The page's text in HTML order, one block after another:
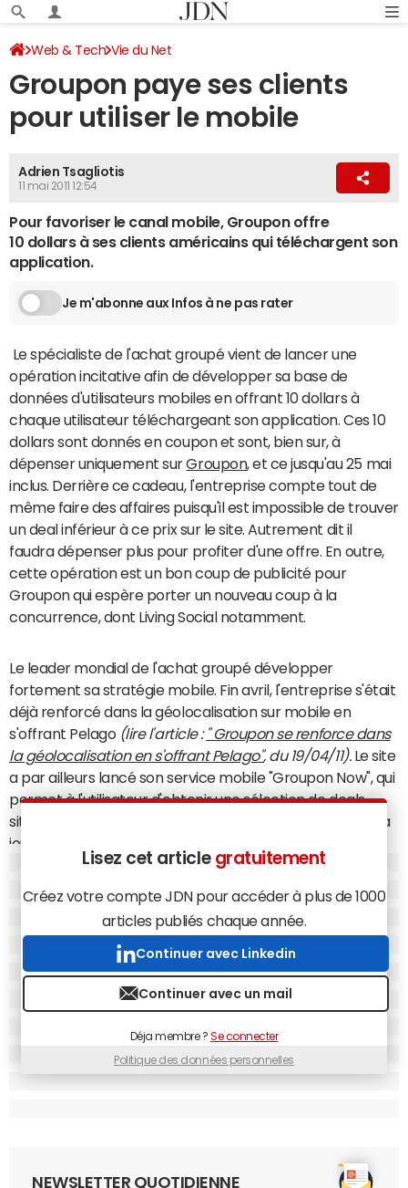
Web & Tech Vie du Net
Groupon paye ses clients
pour utiliser le mobile
Adrien Tsagliotis
11 mai 2011 12:54
Pour favoriser le canal mobile, Groupon offre
10 dollars à ses clients américains qui téléchargent son
application.
Je m'abonne aux Infos à ne pas rater
Le spécialiste de l'achat groupé vient de lancer une
opération incitative afin de développer sa base de
données d'utilisateurs mobiles en offrant 10 dollars à
chaque utilisateur téléchargeant son application. Ces 10
dollars sont donnés en coupon et sont, bien sur, à
dépenser uniquement surGroupon, et ce jusqu'au 25 mai
inclus. Derrière ce cadeau, l'entreprise compte tout de
même faire des affaires puisqu'il est impossible de trouver
un deal inférieur à ce prix sur le site. Autrement dit il
faudra dépenser plus pour profiter d'une offre. En outre,
cette opération est un bon coup de publicité pour
Groupon qui espère porter un nouveau coup à la
concurrence, dont Living Social notamment.
Le leader mondial de l'achat groupé développer
fortement sa stratégie mobile. Fin avril, l'entreprise s'était
déjà renforcé dans la géolocalisation sur mobile en
s'offrant Pelago (lire l'article : " Groupon se renforce dans
la géolocalisation en s'offrant Pelago", du 19/04/11). Le site
a par ailleurs lancé son service mobile "Groupon Now", qui
permet à l'utilisateur d'obtenir une sélection de deals
situé à proximité, selon son état d'humeur et l'heure de la
journée. " Etant donné l'aspect local de nos offres et de
nos produits, notre service se destine aux utilisateurs
mobiles " a déclaré un porte-parole au site
Rappelons que Groupon est déjà présent sur Android,
Blackberry, iPhone/iPad et Window mobile 7.
Lisez cet article gratuitement
Créez votre compte JDN pour accéder à plus de 1000
articles publiés chaque année.
Continuer avec Linkedin
Continuer avec un mail
Déja membre ?Se connecter
Politique des données personnelles
NEWSLETTER QUOTIDIENNE